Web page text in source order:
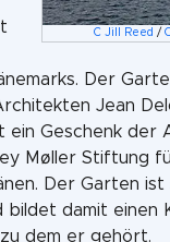
C Jill Reed /
Der
Jean
Geschenk der
Møller Stiftung
Der Garten
bildet damit einen
dem er gehört.